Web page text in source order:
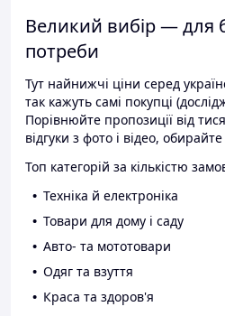
Великий вибір — для
потреби
Тут найнижчі ціни серед
так кажуть самі покупці
Порівнюйте пропозиції від
відгуки з фото і відео,
Топ категорій за кількістю
Техніка й електроніка
Товари для дому і саду
Авто- та мототовари
Одяг та взуття
Краса та здоров'я